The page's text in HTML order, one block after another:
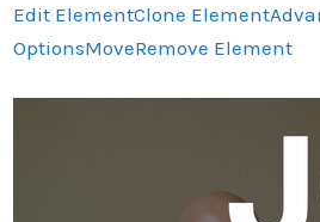
Edit ElementClone Element
OptionsMoveRemove Element